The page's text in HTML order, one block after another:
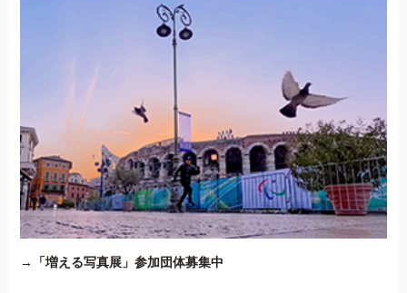
→ 「増える写真展」参加団体募集中